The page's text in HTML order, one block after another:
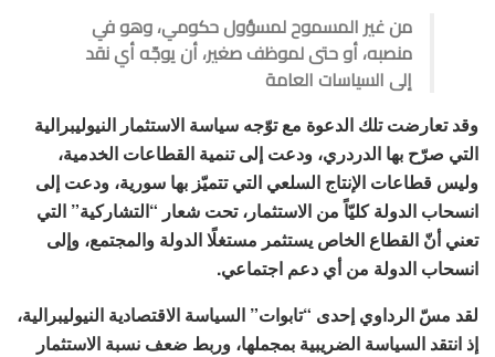
من غير المسموح لمسؤول حكومي، وهو في
منصبه، أو حتى لموظف صغير، أن يوجّه أي نقد
إلى السياسات العامة
وقد تعارضت تلك الدعوة مع توّجه سياسة الاستثمار النيوليبرالية
التي صرّح بها الدردري، ودعت إلى تنمية القطاعات الخدمية،
وليس قطاعات الإنتاج السلعي التي تتميّز بها سورية، ودعت إلى
انسحاب الدولة كليّاً من الاستثمار، تحت شعار “التشاركية” التي
تعني أنّ القطاع الخاص يستثمر مستغلًا الدولة والمجتمع، وإلى
انسحاب الدولة من أي دعم اجتماعي.
لقد مسّ الرداوي إحدى “تابوات” السياسة الاقتصادية النيوليبرالية،
إذ انتقد السياسة الضريبية بمجملها، وربط ضعف نسبة الاستثمار